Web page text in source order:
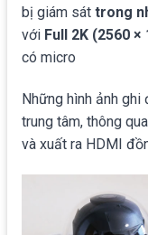
bị giám sát trong
với Full 2K (2560 ×
có micro
Những hình ảnh
trung tâm, thông
và xuất ra HDMI